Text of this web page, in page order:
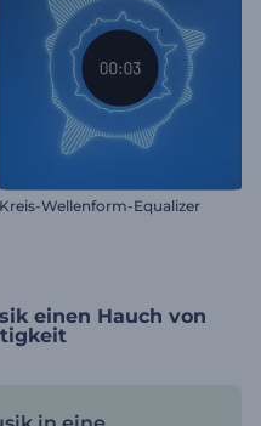
Kreis-Wellenform-Equalizer
einen Hauch von